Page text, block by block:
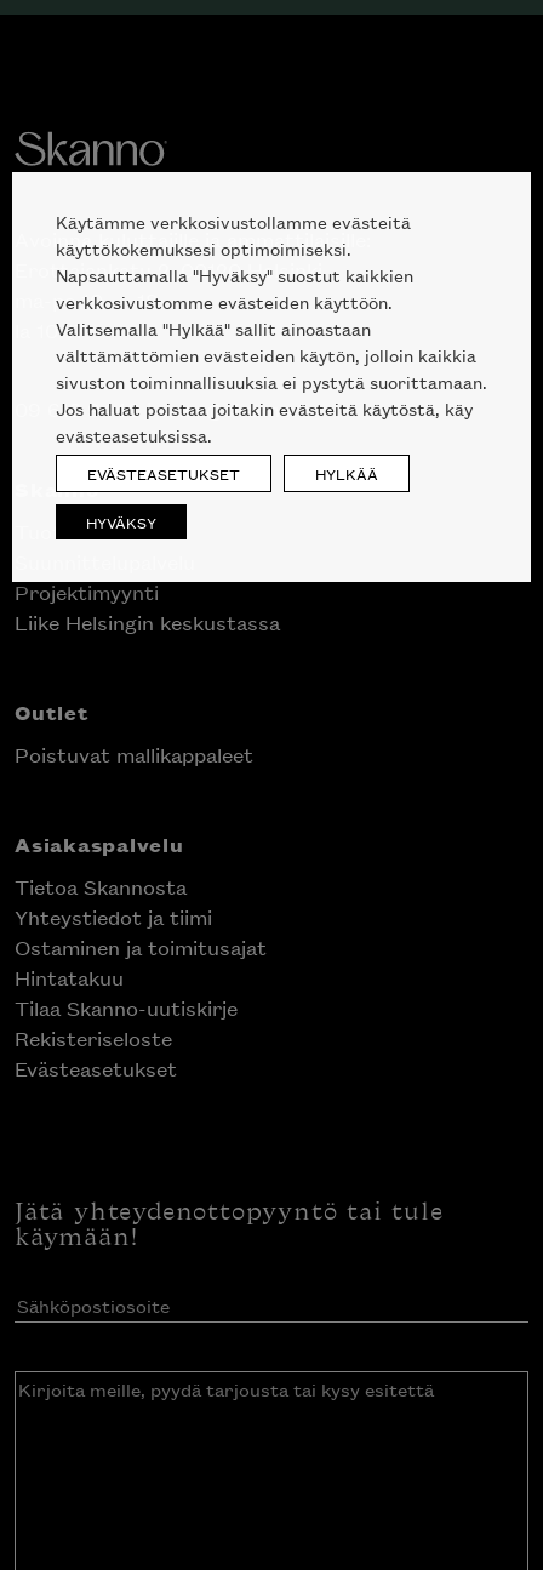
Avoinna kuluttajille ja ammattilaisille:
Erottajankatu 2, 00120 Helsinki
ma-pe 10 — 18
la 10-17
09 612 9440 |sales@skanno.fi
Skanno
Tuotteet
Projektimyynti
Liike Helsingin keskustassa
Outlet
Poistuvat mallikappaleet
Asiakaspalvelu
Tietoa Skannosta
Yhteystiedot ja tiimi
Ostaminen ja toimitusajat
Hintatakuu
Tilaa Skanno-uutiskirje
Rekisteriseloste
Evästeasetukset
Jätä yhteydenottopyyntö tai tule
käymään!
Sähköpostiosoite(Pakollinen)
Kirjoita
Inspiroidu italialaisen merkin laadukkaasta
Käytämme verkkosivustollamme evästeitä
käyttökokemuksesi optimoimiseksi.
Napsauttamalla "Hyväksy" suostut kaikkien
verkkosivustomme evästeiden käyttöön.
Valitsemalla "Hylkää" sallit ainoastaan
välttämättömien evästeiden käytön, jolloin kaikkia
sivuston toiminnallisuuksia ei pystytä suorittamaan.
Jos haluat poistaa joitakin evästeitä käytöstä, käy
evästeasetuksissa.
EVÄSTEASETUKSET HYLKÄÄ
HYVÄKSY